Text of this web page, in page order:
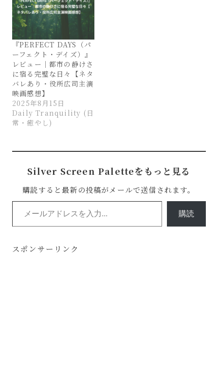
『PERFECT DAYS（パ
ーフェクト・デイズ）』
レビュー｜都市の静けさ
に宿る完璧な日々【ネタ
バレあり・役所広司主演
映画感想】
2025年8月15日
Daily Tranquility (日
常・癒やし)
Silver Screen Paletteをもっと見る
購読すると最新の投稿がメールで送信されます。
メールアドレスを入力...
購読
スポンサーリンク